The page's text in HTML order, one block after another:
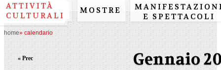
ATTIVITÀ
CULTURALI
MOSTRE
E SPETTACOLI
home» calendario
Gennaio
« Prec